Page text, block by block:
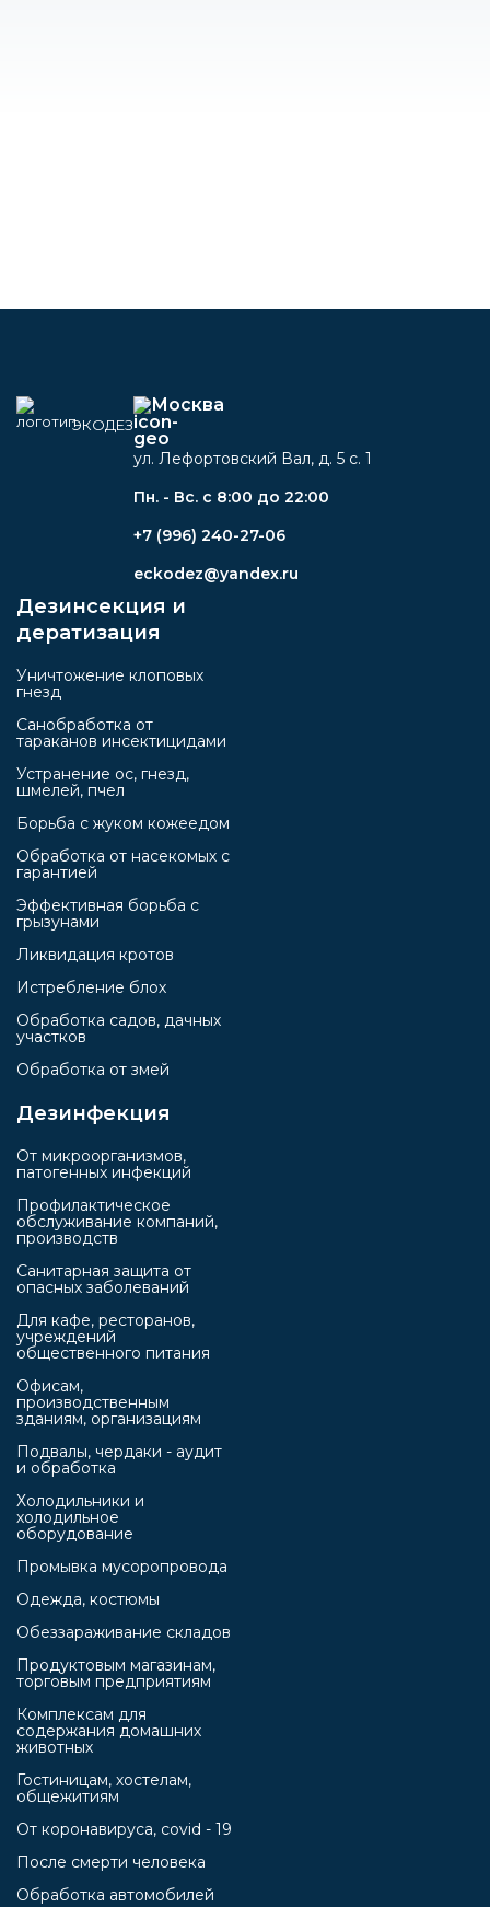
ЭКОДЕЗ
Москва
ул. Лефортовский Вал, д. 5 с. 1
Пн. - Вс. с 8:00 до 22:00
+7 (996) 240-27-06
eckodez@yandex.ru
Дезинсекция и
дератизация
Уничтожение клоповых
гнезд
Санобработка от
тараканов инсектицидами
Устранение ос, гнезд,
шмелей, пчел
Борьба с жуком кожеедом
Обработка от насекомых с
гарантией
Эффективная борьба с
грызунами
Ликвидация кротов
Истребление блох
Обработка садов, дачных
участков
Обработка от змей
Дезинфекция
От микроорганизмов,
патогенных инфекций
Профилактическое
обслуживание компаний,
производств
Санитарная защита от
опасных заболеваний
Для кафе, ресторанов,
учреждений
общественного питания
Офисам,
производственным
зданиям, организациям
Подвалы, чердаки - аудит
и обработка
Холодильники и
холодильное
оборудование
Промывка мусоропровода
Одежда, костюмы
Обеззараживание складов
Продуктовым магазинам,
торговым предприятиям
Комплексам для
содержания домашних
животных
Гостиницам, хостелам,
общежитиям
От коронавируса, covid - 19
После смерти человека
Обработка автомобилей